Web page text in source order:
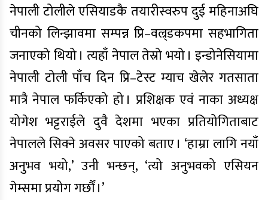
नेपाली टोलीले एसियाडकै तयारीस्वरुप दुई महिनाअघि
चीनको लिन्झावमा सम्पन्न प्रि–वल्र्डकपमा सहभागिता
जनाएको थियो । त्यहाँ नेपाल तेस्रो भयो । इन्डोनेसियामा
नेपाली टोली पाँच दिन प्रि–टेस्ट म्याच खेलेर गतसाता
मात्रै नेपाल फर्किएको हो । प्रशिक्षक एवं नाका अध्यक्ष
योगेश भट्टराईले दुवै देशमा भएका प्रतियोगिताबाट
नेपालले सिक्ने अवसर पाएको बताए । ‘हाम्रा लागि नयाँ
अनुभव भयो,’ उनी भन्छन्, ‘त्यो अनुभवको एसियन
गेम्समा प्रयोग गर्छौं ।’